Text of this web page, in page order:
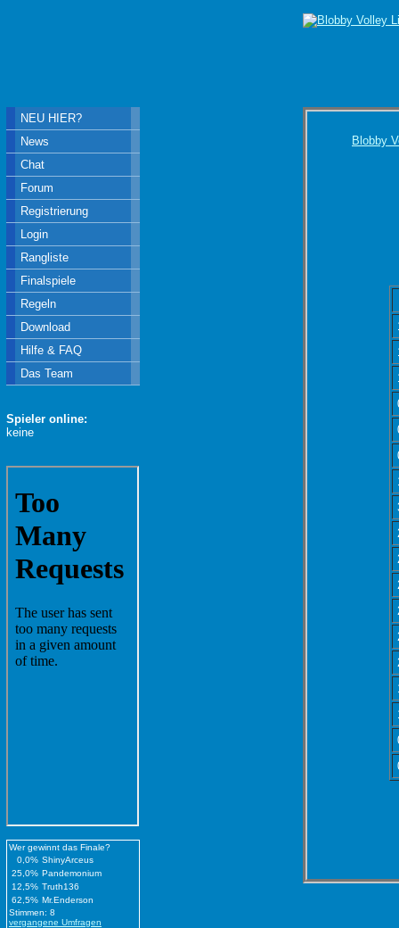
Blobby
NEU HIER?
News
Chat
Forum
Registrierung
Login
Rangliste
Finalspiele
Regeln
Download
Hilfe & FAQ
Das Team
Spieler online:
keine
Wer gewinnt das Finale?
0,0% ShinyArceus
25,0% Pandemonium
12,5% Truth136
62,5% Mr.Enderson
Stimmen: 8
vergangene Umfragen